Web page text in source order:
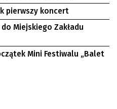
pierwszy koncert
Miejskiego Zakładu
Mini Festiwalu „Balet